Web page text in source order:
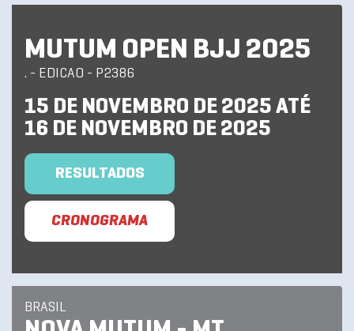
MUTUM OPEN BJJ 2025
. - EDICAO - P2386
15 DE NOVEMBRO DE 2025 ATÉ
16 DE NOVEMBRO DE 2025
RESULTADOS
CRONOGRAMA
BRASIL